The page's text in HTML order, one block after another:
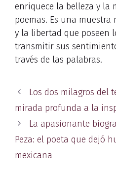
enriquece la belleza y la
poemas. Es una muestra
y la libertad que poseen
transmitir sus
través de las palabras.
Los dos milagros del
mirada profunda a la
La apasionante
Peza: el poeta que dejó
mexicana